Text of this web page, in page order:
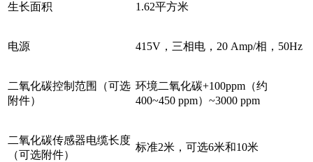
生长面积 1.62平方米
电源 415V，三相电，20 Amp/相，50Hz
二氧化碳控制范围（可选
附件）
环境二氧化碳+100ppm（约
400~450 ppm）~3000 ppm
二氧化碳传感器电缆长度
（可选附件）
标准2米，可选6米和10米